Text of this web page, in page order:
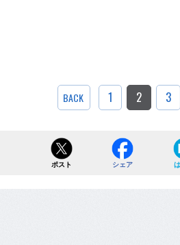
BACK 1 2 3
ポスト シェア